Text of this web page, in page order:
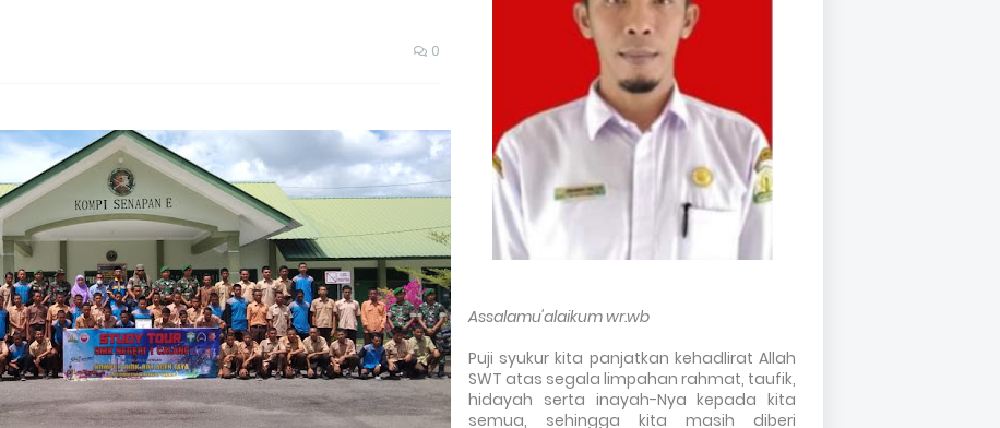
0
Assalamu'alaikum wr.wb
Puji syukur kita panjatkan kehadlirat Allah
SWT atas segala limpahan rahmat, taufik,
hidayah serta inayah-Nya kepada kita
semua, sehingga kita masih diberi